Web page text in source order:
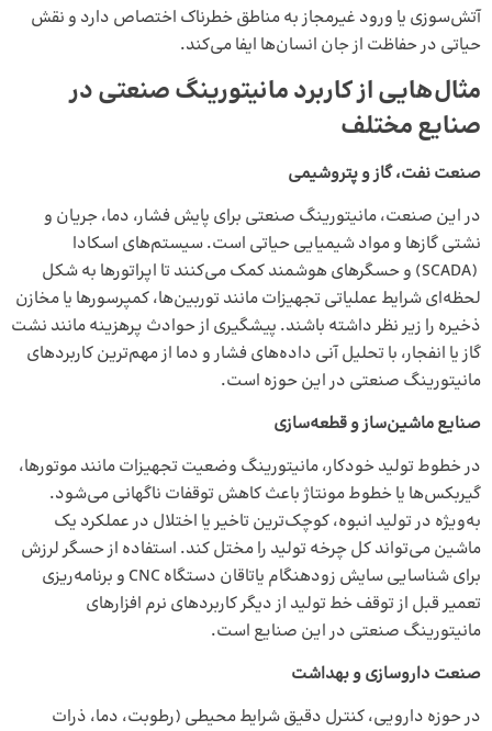
آتش‌سوزی یا ورود غیرمجاز به مناطق خطرناک اختصاص دارد و نقش
حیاتی در حفاظت از جان انسان‌ها ایفا می‌کند.
مثال‌هایی از کاربرد مانیتورینگ صنعتی در
صنایع مختلف
صنعت نفت، گاز و پتروشیمی
در این صنعت، مانیتورینگ صنعتی برای پایش فشار، دما، جریان و
نشتی گازها و مواد شیمیایی حیاتی است. سیستم‌های اسکادا
(SCADA) و حسگرهای هوشمند کمک می‌کنند تا اپراتورها به شکل
لحظه‌ای شرایط عملیاتی تجهیزات مانند توربین‌ها، کمپرسورها یا مخازن
ذخیره را زیر نظر داشته باشند. پیشگیری از حوادث پرهزینه مانند نشت
گاز یا انفجار، با تحلیل آنی داده‌های فشار و دما از مهم‌ترین کاربردهای
مانیتورینگ صنعتی در این حوزه است.
صنایع ماشین‌ساز و قطعه‌سازی
در خطوط تولید خودکار، مانیتورینگ وضعیت تجهیزات مانند موتورها،
گیربکس‌ها یا خطوط مونتاژ باعث کاهش توقفات ناگهانی می‌شود.
به‌ویژه در تولید انبوه، کوچک‌ترین تاخیر یا اختلال در عملکرد یک
ماشین می‌تواند کل چرخه تولید را مختل کند. استفاده از حسگر لرزش
برای شناسایی سایش زودهنگام یاتاقان دستگاه CNC و برنامه‌ریزی
تعمیر قبل از توقف خط تولید از دیگر کاربردهای نرم افزارهای
مانیتورینگ صنعتی در این صنایع است.
صنعت داروسازی و بهداشت
در حوزه دارویی، کنترل دقیق شرایط محیطی (رطوبت، دما، ذرات